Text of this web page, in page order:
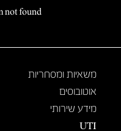
not found.
משאיות ומסחריות
אוטובוסים
מידע שירותי
UTI